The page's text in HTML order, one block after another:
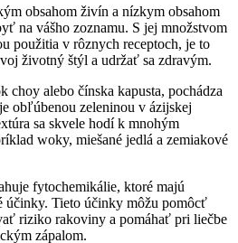
obsahom živín a nízkym obsahom
na vášho zoznamu. S jej množstvom
použitia v rôznych receptoch, je to
životný štýl a udržať sa zdravým.
choy alebo čínska kapusta, pochádza
obľúbenou zeleninou v ázijskej
sa skvele hodí k mnohým
woky, miešané jedlá a zemiakové
fytochemikálie, ktoré majú
účinky. Tieto účinky môžu pomôcť
riziko rakoviny a pomáhať pri liečbe
zápalom.